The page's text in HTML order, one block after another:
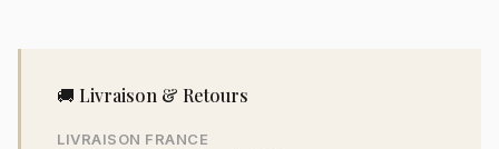
🚚 Livraison & Retours
LIVRAISON FRANCE